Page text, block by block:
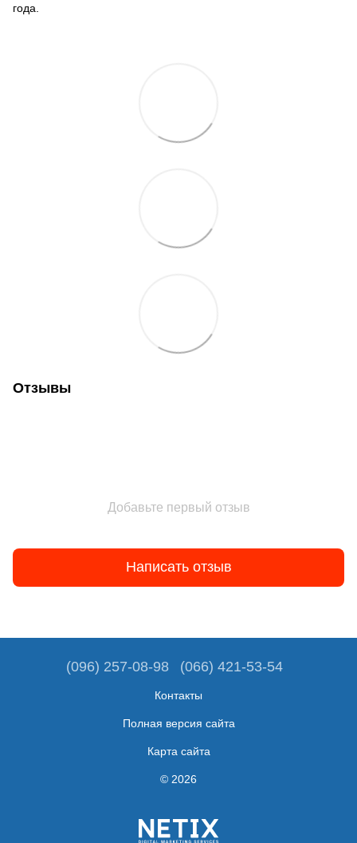
года.
Отзывы
Добавьте первый отзыв
Написать отзыв
(096) 257-08-98 (066) 421-53-54
Контакты
Полная версия сайта
Карта сайта
© 2026